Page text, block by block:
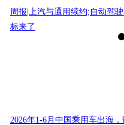
周报|上汽与通用续约;自动驾
标来了
2026年1-6月中国乘用车出海，